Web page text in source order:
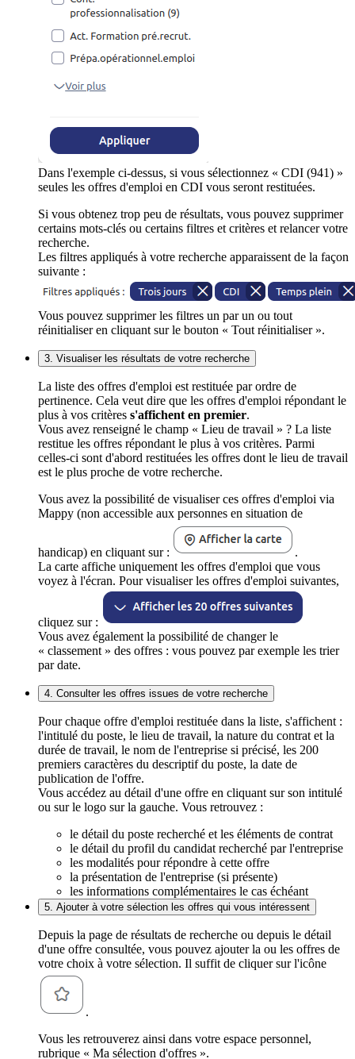
Dans l'exemple ci-dessus, si vous sélectionnez « CDI (941) »
seules les offres d'emploi en CDI vous seront restituées.
Si vous obtenez trop peu de résultats, vous pouvez supprimer
certains mots-clés ou certains filtres et critères et relancer votre
recherche.
Les filtres appliqués à votre recherche apparaissent de la façon
suivante :
Vous pouvez supprimer les filtres un par un ou tout
réinitialiser en cliquant sur le bouton « Tout réinitialiser ».
3. Visualiser les résultats de votre recherche
La liste des offres d'emploi est restituée par ordre de
pertinence. Cela veut dire que les offres d'emploi répondant le
plus à vos critères s'affichent en premier.
Vous avez renseigné le champ « Lieu de travail » ? La liste
restitue les offres répondant le plus à vos critères. Parmi
celles-ci sont d'abord restituées les offres dont le lieu de travail
est le plus proche de votre recherche.
Vous avez la possibilité de visualiser ces offres d'emploi via
Mappy (non accessible aux personnes en situation de
handicap) en cliquant sur :
.
La carte affiche uniquement les offres d'emploi que vous
voyez à l'écran. Pour visualiser les offres d'emploi suivantes,
cliquez sur :
Vous avez également la possibilité de changer le
« classement » des offres : vous pouvez par exemple les trier
par date.
4. Consulter les offres issues de votre recherche
Pour chaque offre d'emploi restituée dans la liste, s'affichent :
l'intitulé du poste, le lieu de travail, la nature du contrat et la
durée de travail, le nom de l'entreprise si précisé, les 200
premiers caractères du descriptif du poste, la date de
publication de l'offre.
Vous accédez au détail d'une offre en cliquant sur son intitulé
ou sur le logo sur la gauche. Vous retrouvez :
le détail du poste recherché et les éléments de contrat
le détail du profil du candidat recherché par l'entreprise
les modalités pour répondre à cette offre
la présentation de l'entreprise (si présente)
les informations complémentaires le cas échéant
5. Ajouter à votre sélection les offres qui vous intéressent
Depuis la page de résultats de recherche ou depuis le détail
d'une offre consultée, vous pouvez ajouter la ou les offres de
votre choix à votre sélection. Il suffit de cliquer sur l'icône
.
Vous les retrouverez ainsi dans votre espace personnel,
rubrique « Ma sélection d'offres ».